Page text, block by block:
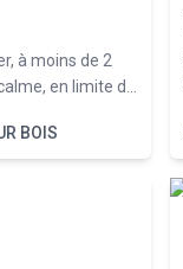
à moins de 2
en limite de
à 1300M²BOIS